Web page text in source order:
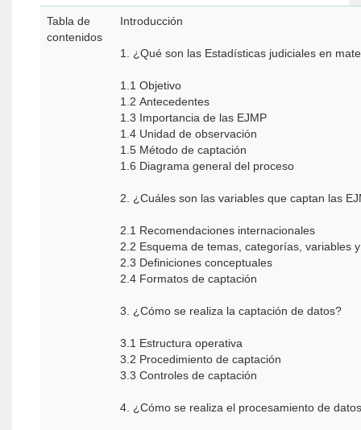
Tabla de
contenidos
Introducción
1. ¿Qué son las Estadísticas judiciales en
1.1 Objetivo
1.2 Antecedentes
1.3 Importancia de las EJMP
1.4 Unidad de observación
1.5 Método de captación
1.6 Diagrama general del proceso
2. ¿Cuáles son las variables que captan las
2.1 Recomendaciones internacionales
2.2 Esquema de temas, categorías, variables
2.3 Definiciones conceptuales
2.4 Formatos de captación
3. ¿Cómo se realiza la captación de datos?
3.1 Estructura operativa
3.2 Procedimiento de captación
3.3 Controles de captación
4. ¿Cómo se realiza el procesamiento de